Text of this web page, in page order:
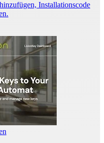
Installationscode